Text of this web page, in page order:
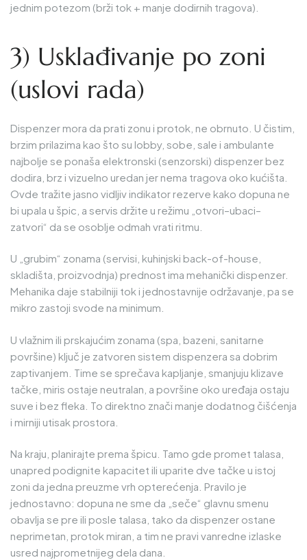
jednim potezom (brži tok + manje dodirnih tragova).
3) Usklađivanje po zoni
(uslovi rada)
Dispenzer mora da prati zonu i protok, ne obrnuto. U čistim,
brzim prilazima kao što su lobby, sobe, sale i ambulante
najbolje se ponaša elektronski (senzorski) dispenzer bez
dodira, brz i vizuelno uredan jer nema tragova oko kućišta.
Ovde tražite jasno vidljiv indikator rezerve kako dopuna ne
bi upala u špic, a servis držite u režimu „otvori–ubaci–
zatvori“ da se osoblje odmah vrati ritmu.
U „grubim“ zonama (servisi, kuhinjski back-of-house,
skladišta, proizvodnja) prednost ima mehanički dispenzer.
Mehanika daje stabilniji tok i jednostavnije održavanje, pa se
mikro zastoji svode na minimum.
U vlažnim ili prskajućim zonama (spa, bazeni, sanitarne
površine) ključ je zatvoren sistem dispenzera sa dobrim
zaptivanjem. Time se sprečava kapljanje, smanjuju klizave
tačke, miris ostaje neutralan, a površine oko uređaja ostaju
suve i bez fleka. To direktno znači manje dodatnog čišćenja
i mirniji utisak prostora.
Na kraju, planirajte prema špicu. Tamo gde promet talasa,
unapred podignite kapacitet ili uparite dve tačke u istoj
zoni da jedna preuzme vrh opterećenja. Pravilo je
jednostavno: dopuna ne sme da „seče“ glavnu smenu
obavlja se pre ili posle talasa, tako da dispenzer ostane
neprimetan, protok miran, a tim ne pravi vanredne izlaske
usred najprometnijeg dela dana.